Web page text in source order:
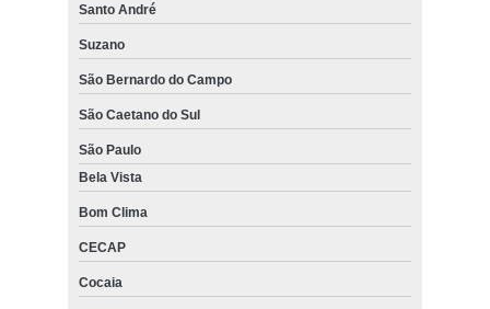
Santo André
Suzano
São Bernardo do Campo
São Caetano do Sul
São Paulo
Bela Vista
Bom Clima
CECAP
Cocaia